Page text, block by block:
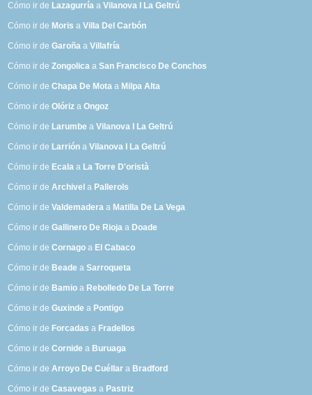
Cómo ir de Lazagurría aVilanova I La Geltrú
Cómo ir de Moris aVilla Del Carbón
Cómo ir deGaroña aVillafría
Cómo ir deZongolica aSan Francisco De Conchos
Cómo ir deChapa De Mota a Milpa Alta
Cómo ir deOlóriz aOngoz
Cómo ir de Larumbe aVilanova I La Geltrú
Cómo ir de Larrión aVilanova I La Geltrú
Cómo ir de Ecala a La Torre D'oristà
Cómo ir deArchivel a Pallerols
Cómo ir deValdemadera a Matilla De La Vega
Cómo ir deGallinero De Rioja a Doade
Cómo ir deCornago a El Cabaco
Cómo ir de Beade aSarroqueta
Cómo ir de Bamio a Rebolledo De La Torre
Cómo ir deGuxinde a Pontigo
Cómo ir de Forcadas a Fradellos
Cómo ir deCornide a Buruaga
Cómo ir deArroyo De Cuéllar a Bradford
Cómo ir deCasavegas a Pastriz